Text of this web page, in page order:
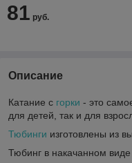
81 руб.
Описание
Катание с горки - это
для детей, так и для
Тюбинги изготовлены из
Тюбинг в накачанном